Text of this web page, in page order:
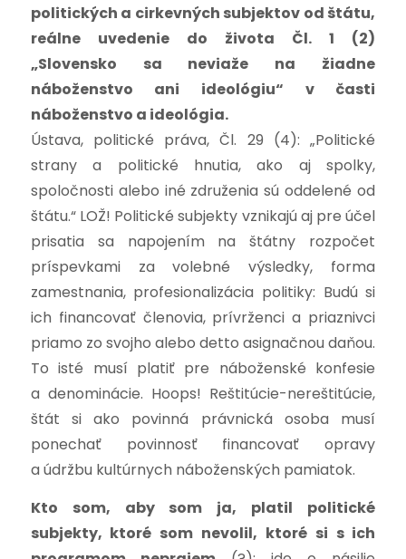
politických a cirkevných subjektov od štátu,
reálne uvedenie do života Čl. 1 (2)
„Slovensko sa neviaže na žiadne
náboženstvo ani ideológiu“ v časti
náboženstvo a ideológia.
Ústava, politické práva, Čl. 29 (4): „Politické
strany a politické hnutia, ako aj spolky,
spoločnosti alebo iné združenia sú oddelené od
štátu.“ LOŽ! Politické subjekty vznikajú aj pre účel
prisatia sa napojením na štátny rozpočet
príspevkami za volebné výsledky, forma
zamestnania, profesionalizácia politiky: Budú si
ich financovať členovia, prívrženci a priaznivci
priamo zo svojho alebo detto asignačnou daňou.
To isté musí platiť pre náboženské konfesie
a denominácie. Hoops! Reštitúcie-nereštitúcie,
štát si ako povinná právnická osoba musí
ponechať povinnosť financovať opravy
a údržbu kultúrnych náboženských pamiatok.
Kto som, aby som ja, platil politické
subjekty, ktoré som nevolil, ktoré si s ich